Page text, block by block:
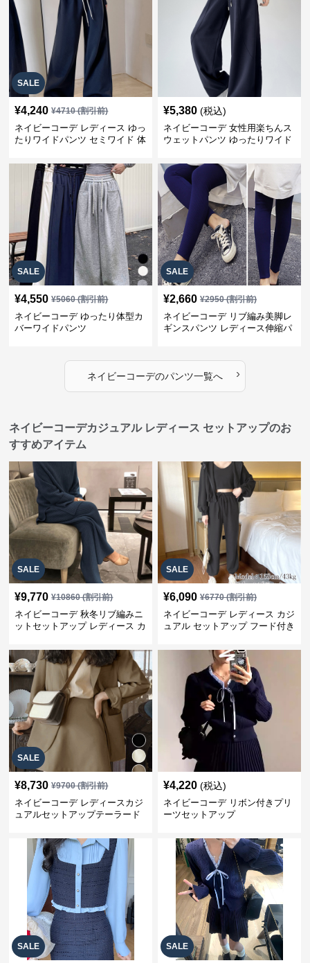
SALE
¥4,240 ¥4710(割引前)
ネイビーコーデ レディース ゆっ
たりワイドパンツ セミワイド 体
¥5,380 (税込)
ネイビーコーデ 女性用楽ちんス
ウェットパンツ ゆったりワイド
SALE
¥4,550 ¥5060(割引前)
ネイビーコーデ ゆったり体型カ
バーワイドパンツ
SALE
¥2,660 ¥2950(割引前)
ネイビーコーデ リブ編み美脚レ
ギンスパンツ レディース伸縮パ
ネイビーコーデのパンツ一覧へ ›
ネイビーコーデカジュアル レディース セットアップのお
すすめアイテム
SALE
¥9,770 ¥10860(割引前)
ネイビーコーデ 秋冬リブ編みニ
ットセットアップ レディース カ
SALE
¥6,090 ¥6770(割引前)
ネイビーコーデ レディース カジ
ュアル セットアップ フード付き
SALE
¥8,730 ¥9700(割引前)
ネイビーコーデ レディースカジ
ュアルセットアップテーラード
¥4,220 (税込)
ネイビーコーデ リボン付きプリ
ーツセットアップ
SALE SALE